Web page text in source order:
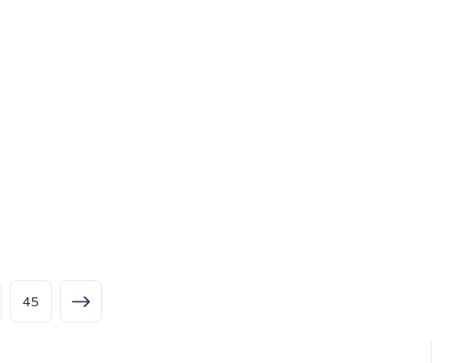
45